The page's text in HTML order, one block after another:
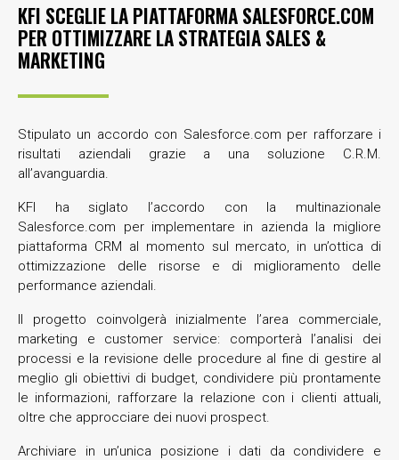
KFI SCEGLIE LA PIATTAFORMA SALESFORCE.COM
PER OTTIMIZZARE LA STRATEGIA SALES &
MARKETING
Stipulato un accordo con Salesforce.com per rafforzare i
risultati aziendali grazie a una soluzione C.R.M.
all’avanguardia.
KFI ha siglato l’accordo con la multinazionale
Salesforce.com per implementare in azienda la migliore
piattaforma CRM al momento sul mercato, in un’ottica di
ottimizzazione delle risorse e di miglioramento delle
performance aziendali.
Il progetto coinvolgerà inizialmente l’area commerciale,
marketing e customer service: comporterà l’analisi dei
processi e la revisione delle procedure al fine di gestire al
meglio gli obiettivi di budget, condividere più prontamente
le informazioni, rafforzare la relazione con i clienti attuali,
oltre che approcciare dei nuovi prospect.
Archiviare in un’unica posizione i dati da condividere e